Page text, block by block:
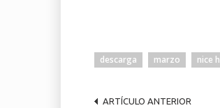
descarga marzo nice
ARTÍCULO ANTERIOR